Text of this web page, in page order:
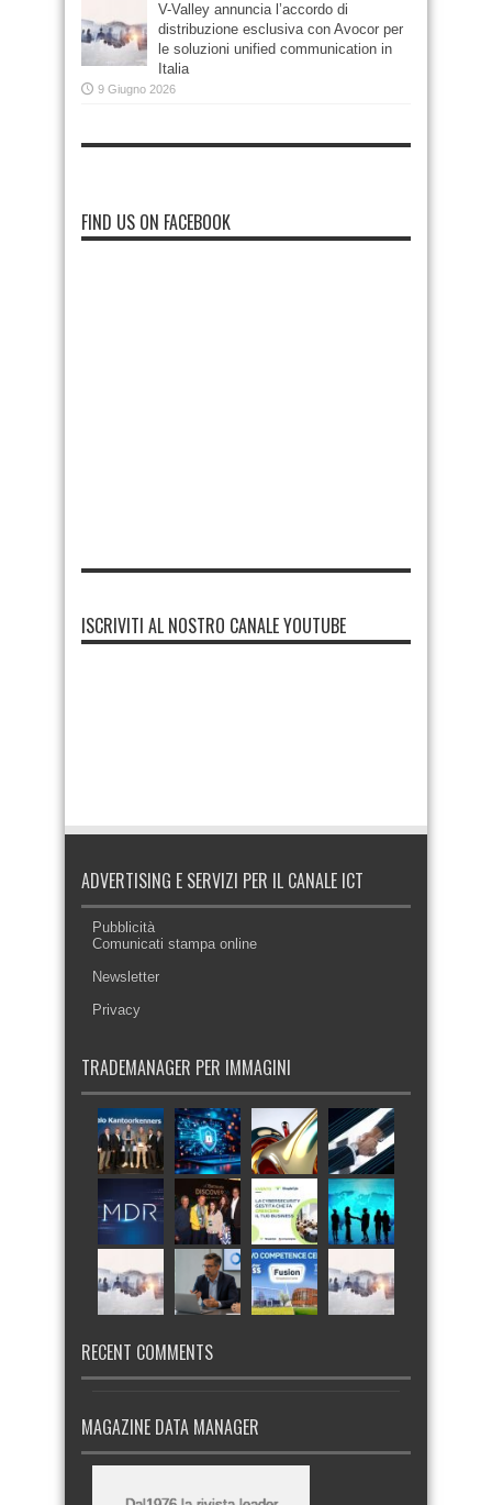
V-Valley annuncia l’accordo di
distribuzione esclusiva con Avocor per
le soluzioni unified communication in
Italia
9 Giugno 2026
FIND US ON FACEBOOK
ISCRIVITI AL NOSTRO CANALE YOUTUBE
ADVERTISING E SERVIZI PER IL CANALE ICT
Pubblicità
Comunicati stampa online
Newsletter
Privacy
TRADEMANAGER PER IMMAGINI
RECENT COMMENTS
MAGAZINE DATA MANAGER